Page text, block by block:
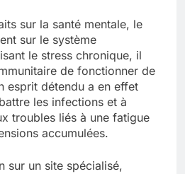
sur la santé mentale, le
sur le système
le stress chronique, il
de fonctionner de
esprit détendu a en effet
les infections et à
troubles liés à une fatigue
accumulées.
sur un site spécialisé,